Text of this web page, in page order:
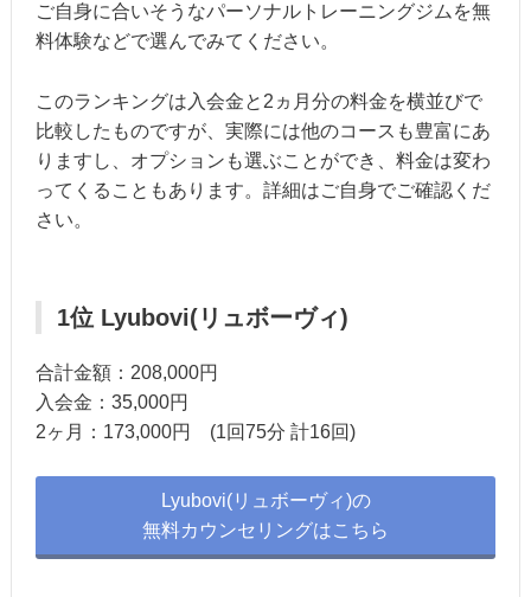
ご自身に合いそうなパーソナルトレーニングジムを無
料体験などで選んでみてください。
このランキングは入会金と2ヵ月分の料金を横並びで
比較したものですが、実際には他のコースも豊富にあ
りますし、オプションも選ぶことができ、料金は変わ
ってくることもあります。詳細はご自身でご確認くだ
さい。
1位 Lyubovi(リュボーヴィ)
合計金額：208,000円
入会金：35,000円
2ヶ月：173,000円 (1回75分 計16回)
Lyubovi(リュボーヴィ)の
無料カウンセリングはこちら